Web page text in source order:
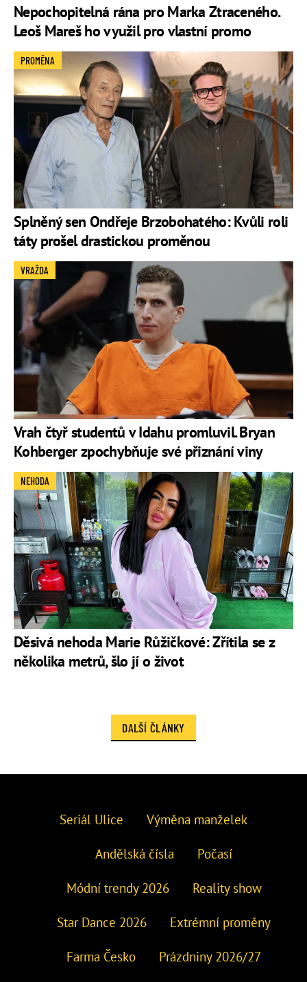
Nepochopitelná rána pro Marka Ztraceného.
Leoš Mareš ho využil pro vlastní promo
Splněný sen Ondřeje Brzobohatého: Kvůli roli
táty prošel drastickou proměnou
PROMĚNA
Vrah čtyř studentů v Idahu promluvil. Bryan
Kohberger zpochybňuje své přiznání viny
VRAŽDA
Děsivá nehoda Marie Růžičkové: Zřítila se z
několika metrů, šlo jí o život
NEHODA
DALŠÍ ČLÁNKY
Seriál Ulice Výměna manželek
Andělská čísla Počasí
Módní trendy 2026 Reality show
Star Dance 2026 Extrémní proměny
Farma Česko Prázdniny 2026/27